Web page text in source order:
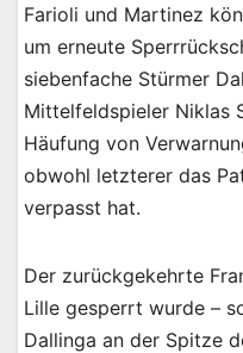
Farioli und Martinez
um erneute
siebenfache Stürmer
Mittelfeldspieler Niklas
Häufung von
obwohl letzterer das
verpasst hat.
Der zurückgekehrte
Lille gesperrt wurde –
Dallinga an der Spitze